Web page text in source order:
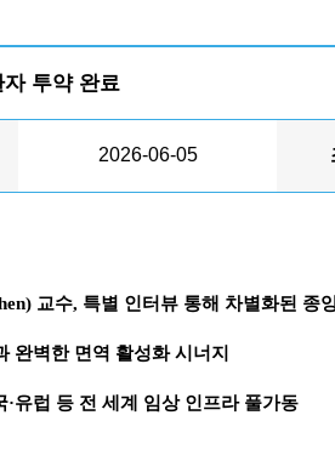
자 투약 완료
2026-06-05
교수, 특별 인터뷰 통해 차별화된 종
벽한 면역 활성화 시너지
유럽 등 전 세계 임상 인프라 풀가동